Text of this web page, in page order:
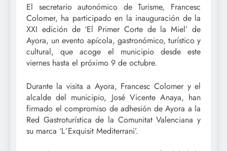
El secretario autonómico de Turisme, Francesc
Colomer, ha participado en la inauguración de la
XXI edición de ‘El Primer Corte de la Miel’ de
Ayora, un evento apícola, gastronómico, turístico y
cultural, que acoge el municipio desde este
viernes hasta el próximo 9 de octubre.
Durante la visita a Ayora, Francesc Colomer y el
alcalde del municipio, José Vicente Anaya, han
firmado el compromiso de adhesión de Ayora a la
Red Gastroturística de la Comunitat Valenciana y
su marca ‘L´Exquisit Mediterrani’.